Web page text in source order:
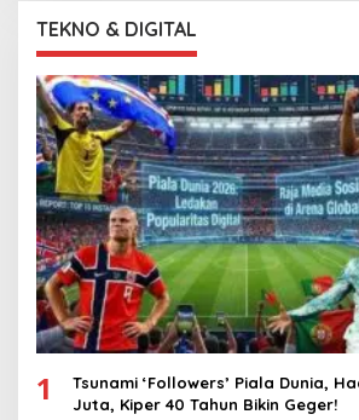
TEKNO & DIGITAL
1
Tsunami ‘Followers’ Piala Dunia,
Juta, Kiper 40 Tahun Bikin Geger!